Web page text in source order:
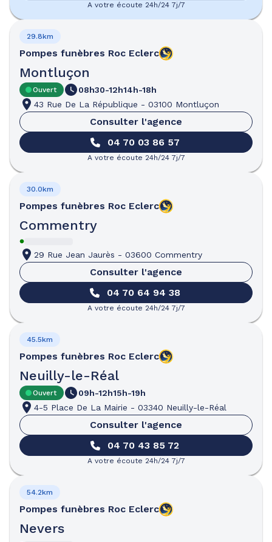
A votre écoute 24h/24 7j/7
Pompes funèbres Roc Eclerc
Montluçon
29.8km
Ouvert 08h30-12h14h-18h
43 Rue De La République - 03100 Montluçon
Consulter l'agence
04 70 03 86 57
A votre écoute 24h/24 7j/7
Pompes funèbres Roc Eclerc
Commentry
30.0km
29 Rue Jean Jaurès - 03600 Commentry
Consulter l'agence
04 70 64 94 38
A votre écoute 24h/24 7j/7
Pompes funèbres Roc Eclerc
Neuilly-le-Réal
45.5km
Ouvert 09h-12h15h-19h
4-5 Place De La Mairie - 03340 Neuilly-le-Réal
Consulter l'agence
04 70 43 85 72
A votre écoute 24h/24 7j/7
Pompes funèbres Roc Eclerc
Nevers
54.2km